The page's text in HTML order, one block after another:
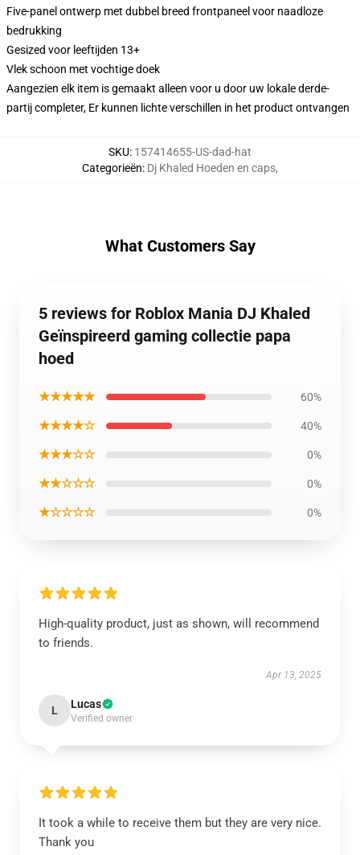
Five-panel ontwerp met dubbel breed frontpaneel voor naadloze
bedrukking
Gesized voor leeftijden 13+
Vlek schoon met vochtige doek
Aangezien elk item is gemaakt alleen voor u door uw lokale derde-
partij completer, Er kunnen lichte verschillen in het product ontvangen
SKU: 157414655-US-dad-hat
Categorieën: Dj Khaled Hoeden en caps,
What Customers Say
5 reviews for Roblox Mania DJ Khaled
Geïnspireerd gaming collectie papa
hoed
★★★★★ 60%
★★★★☆ 40%
★★★☆☆ 0%
★★☆☆☆ 0%
★☆☆☆☆ 0%
High-quality product, just as shown, will recommend
to friends.
Apr 13, 2025
L Lucas
Verified owner
It took a while to receive them but they are very nice.
Thank you